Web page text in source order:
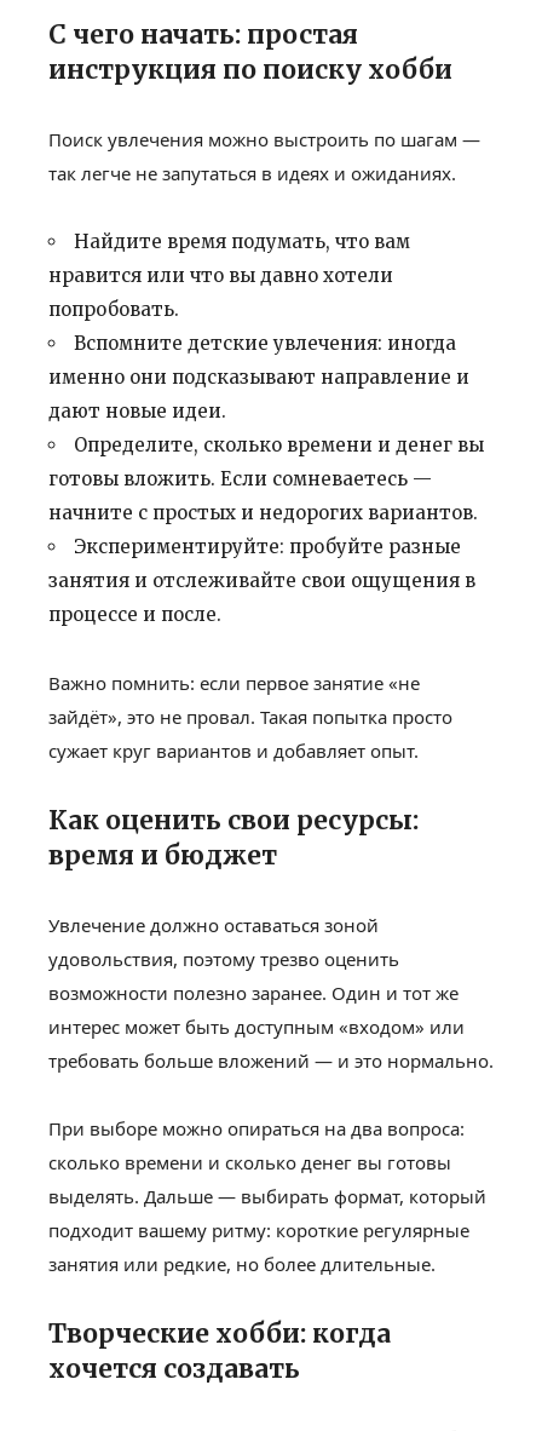
С чего начать: простая
инструкция по поиску хобби
Поиск увлечения можно выстроить по шагам —
так легче не запутаться в идеях и ожиданиях.
Найдите время подумать, что вам
нравится или что вы давно хотели
попробовать.
Вспомните детские увлечения: иногда
именно они подсказывают направление и
дают новые идеи.
Определите, сколько времени и денег вы
готовы вложить. Если сомневаетесь —
начните с простых и недорогих вариантов.
Экспериментируйте: пробуйте разные
занятия и отслеживайте свои ощущения в
процессе и после.
Важно помнить: если первое занятие «не
зайдёт», это не провал. Такая попытка просто
сужает круг вариантов и добавляет опыт.
Как оценить свои ресурсы:
время и бюджет
Увлечение должно оставаться зоной
удовольствия, поэтому трезво оценить
возможности полезно заранее. Один и тот же
интерес может быть доступным «входом» или
требовать больше вложений — и это нормально.
При выборе можно опираться на два вопроса:
сколько времени и сколько денег вы готовы
выделять. Дальше — выбирать формат, который
подходит вашему ритму: короткие регулярные
занятия или редкие, но более длительные.
Творческие хобби: когда
хочется создавать